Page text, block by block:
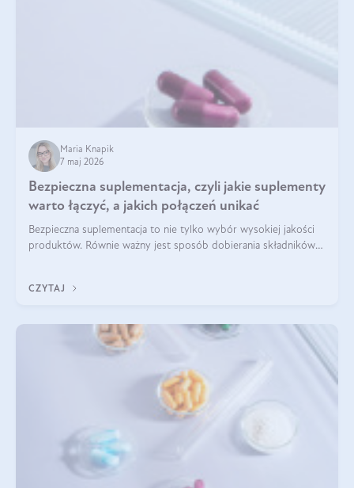
Maria Knapik
7 maj 2026
Bezpieczna suplementacja, czyli jakie suplementy
warto łączyć, a jakich połączeń unikać
Bezpieczna suplementacja to nie tylko wybór wysokiej jakości
produktów. Równie ważny jest sposób dobierania składników
CZYTAJ